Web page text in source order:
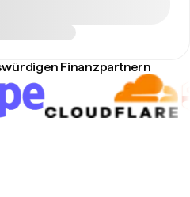
Finanzpartnern